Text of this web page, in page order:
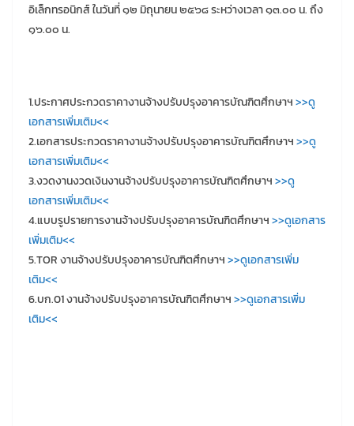
อิเล็กทรอนิกส์ ในวันที่ ๑๒ มิถุนายน ๒๕๖๘ ระหว่างเวลา ๑๓.๐๐ น. ถึง
๑๖.๐๐ น.
1.ประกาศประกวดราคางานจ้างปรับปรุงอาคารบัณฑิตศึกษาฯ>>ดู
เอกสารเพิ่มเติม<<
2.เอกสารประกวดราคางานจ้างปรับปรุงอาคารบัณฑิตศึกษาฯ>>ดู
เอกสารเพิ่มเติม<<
3.งวดงานงวดเงินงานจ้างปรับปรุงอาคารบัณฑิตศึกษาฯ>>ดู
เอกสารเพิ่มเติม<<
4.แบบรูปรายการงานจ้างปรับปรุงอาคารบัณฑิตศึกษาฯ>>ดูเอกสาร
เพิ่มเติม<<
5.TOR งานจ้างปรับปรุงอาคารบัณฑิตศึกษาฯ>>ดูเอกสารเพิ่ม
เติม<<
6.บก.01 งานจ้างปรับปรุงอาคารบัณฑิตศึกษาฯ>>ดูเอกสารเพิ่ม
เติม<<